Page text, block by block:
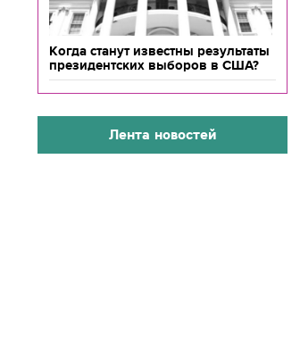
Когда станут известны результаты
президентских выборов в США?
Лента новостей